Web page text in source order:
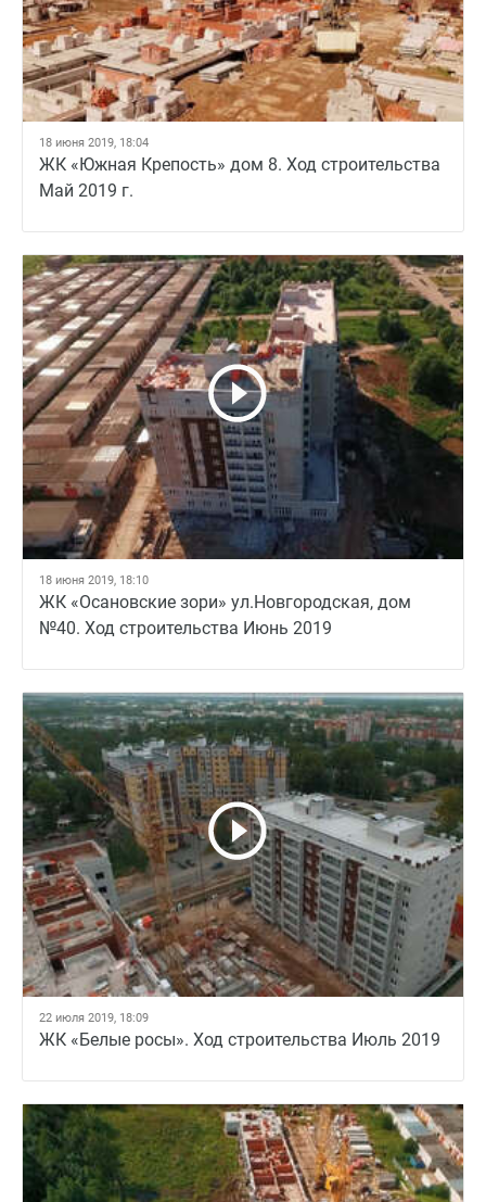
18 июня 2019, 18:04
ЖК «Южная Крепость» дом 8. Ход строительства
Май 2019 г.
18 июня 2019, 18:10
ЖК «Осановские зори» ул.Новгородская, дом
№40. Ход строительства Июнь 2019
22 июля 2019, 18:09
ЖК «Белые росы». Ход строительства Июль 2019